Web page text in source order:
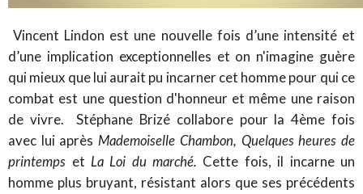
Vincent Lindon est une nouvelle fois d’une intensité et
d’une implication exceptionnelles et on n'imagine guère
qui mieux que lui aurait pu incarner cet homme pour qui ce
combat est une question d'honneur et même une raison
de vivre. Stéphane Brizé collabore pour la 4ème fois
avec lui aprèsMademoiselle Chambon, Quelques heures de
printemps et La Loi du marché. Cette fois, il incarne un
homme plus bruyant, résistant alors que ses précédents